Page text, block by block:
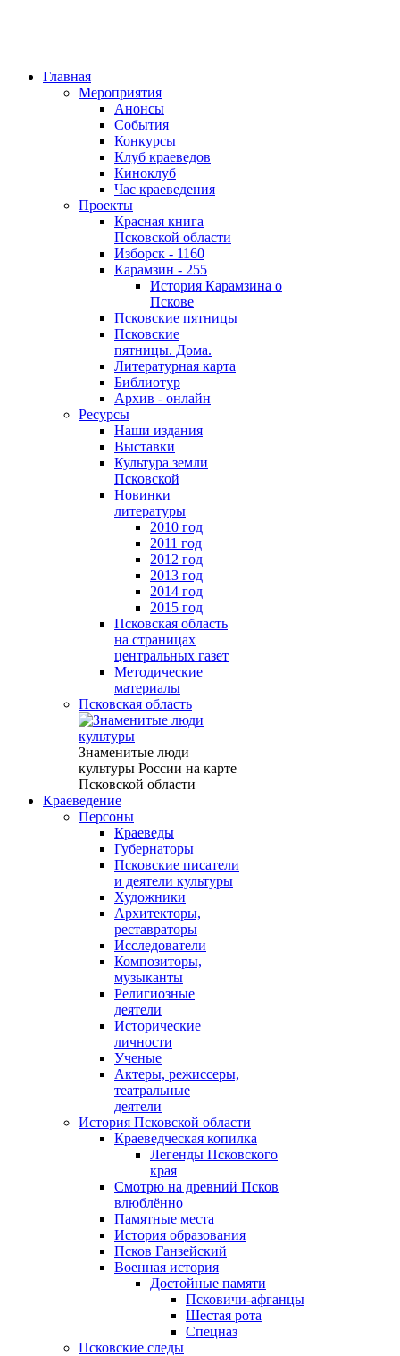
Главная
Мероприятия
Анонсы
События
Конкурсы
Клуб краеведов
Киноклуб
Час краеведения
Проекты
Красная книга
Псковской области
Изборск - 1160
Карамзин - 255
История Карамзина о
Пскове
Псковские пятницы
Псковские
пятницы. Дома.
Литературная карта
Библиотур
Архив - онлайн
Ресурсы
Наши издания
Выставки
Культура земли
Псковской
Новинки
литературы
2010 год
2011 год
2012 год
2013 год
2014 год
2015 год
Псковская область
на страницах
центральных газет
Методические
материалы
Псковская область
Знаменитые люди
культуры России на карте
Псковской области
Краеведение
Персоны
Краеведы
Губернаторы
Псковские писатели
и деятели культуры
Художники
Архитекторы,
реставраторы
Исследователи
Композиторы,
музыканты
Религиозные
деятели
Исторические
личности
Ученые
Актеры, режиссеры,
театральные
деятели
История Псковской области
Краеведческая копилка
Легенды Псковского
края
Смотрю на древний Псков
влюблённо
Памятные места
История образования
Псков Ганзейский
Военная история
Достойные памяти
Псковичи-афганцы
Шестая рота
Спецназ
Псковские следы